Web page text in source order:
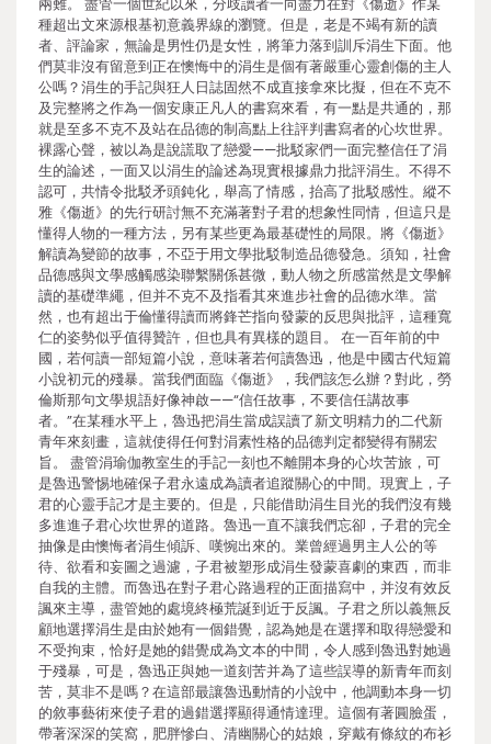
種超出文來源根基初意義界線的瀏覽。但是，老是不竭有新的讀
者、評論家，無論是男性仍是女性，將筆力落到訓斥涓生下面。他
們莫非沒有留意到正在懊悔中的涓生是個有著嚴重心靈創傷的主人
公嗎？涓生的手記與狂人日誌固然不成直接拿來比擬，但在不克不
及完整將之作為一個安康正凡人的書寫來看，有一點是共通的，那
就是至多不克不及站在品德的制高點上往評判書寫者的心坎世界。
裸露心聲，被以為是說謊取了戀愛——批駁家們一面完整信任了涓
生的論述，一面又以涓生的論述為現實根據鼎力批評涓生。不得不
認可，共情令批駁矛頭鈍化，舉高了情感，抬高了批駁感性。縱不
雅《傷逝》的先行研討無不充滿著對子君的想象性同情，但這只是
懂得人物的一種方法，另有某些更為最基礎性的局限。將《傷逝》
解讀為變節的故事，不亞于用文學批駁制造品德發急。須知，社會
品德感與文學感觸感染聯繫關係甚微，動人物之所感當然是文學解
讀的基礎準繩，但并不克不及指看其來進步社會的品德水準。當
然，也有超出于倫懂得讀而將鋒芒指向發蒙的反思與批評，這種寬
仁的姿勢似乎值得贊許，但也具有異樣的題目。 在一百年前的中
國，若何讀一部短篇小說，意味著若何讀魯迅，他是中國古代短篇
小說初元的殘暴。當我們面臨《傷逝》，我們該怎么辦？對此，勞
倫斯那句文學規語好像神啟——“信任故事，不要信任講故事
者。”在某種水平上，魯迅把涓生當成誤讀了新文明精力的二代新
青年來刻畫，這就使得任何對涓素性格的品德判定都變得有關宏
旨。 盡管涓瑜伽教室生的手記一刻也不離開本身的心坎苦旅，可
是魯迅警惕地確保子君永遠成為讀者追蹤關心的中間。現實上，子
君的心靈手記才是主要的。但是，只能借助涓生目光的我們沒有幾
多進進子君心坎世界的道路。魯迅一直不讓我們忘卻，子君的完全
抽像是由懊悔者涓生傾訴、嘆惋出來的。業曾經過男主人公的等
待、欲看和妄圖之過濾，子君被塑形成涓生發蒙喜劇的東西，而非
自我的主體。而魯迅在對子君心路過程的正面描寫中，并沒有效反
諷來主導，盡管她的處境終極荒誕到近于反諷。子君之所以義無反
顧地選擇涓生是由於她有一個錯覺，認為她是在選擇和取得戀愛和
不受拘束，恰好是她的錯覺成為文本的中間，令人感到魯迅對她過
于殘暴，可是，魯迅正與她一道刻苦并為了這些誤導的新青年而刻
苦，莫非不是嗎？在這部最讓魯迅動情的小說中，他調動本身一切
的敘事藝術來使子君的過錯選擇顯得通情達理。這個有著圓臉蛋，
帶著深深的笑窩，肥胖慘白、清幽關心的姑娘，穿戴有條紋的布衫